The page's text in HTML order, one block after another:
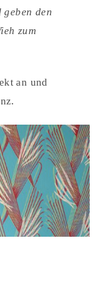
den
zum
an und